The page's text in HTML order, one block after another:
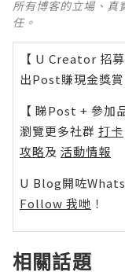
所有博客的立場、真
任。
【 U Creator 招募
出Post賺現金獎
【 睇Post + 參加
瀏覽更多社群 打卡
攻略及 活動情報
U Blog開咗
Follow 我哋 ！
相關話題